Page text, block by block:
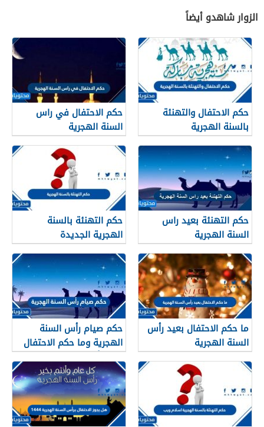
الزوار شاهدو أيضاً
حكم الاحتفال والتهنئة
بالسنة الهجرية
حكم الاحتفال في راس
السنة الهجرية
حكم التهنئة بعيد راس
السنة الهجرية
حكم التهنئة بالسنة
الهجرية الجديدة
ما حكم الاحتفال بعيد رأس
السنة الهجرية
حكم صيام رأس السنة
الهجرية وما حكم الاحتفال
بعيد رأس السنه الهجريه